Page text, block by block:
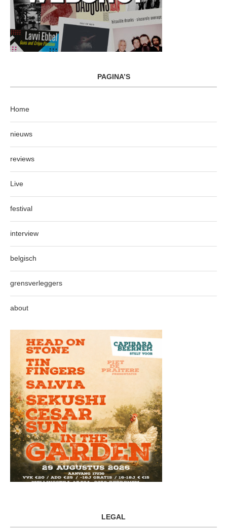
PAGINA’S
Home
nieuws
reviews
Live
festival
interview
belgisch
grensverleggers
about
LEGAL